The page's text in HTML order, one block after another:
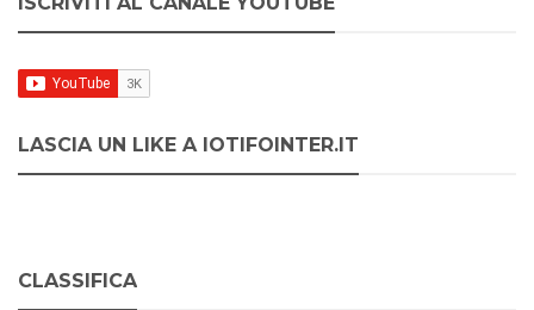
LASCIA UN LIKE A IOTIFOINTER.IT
CLASSIFICA